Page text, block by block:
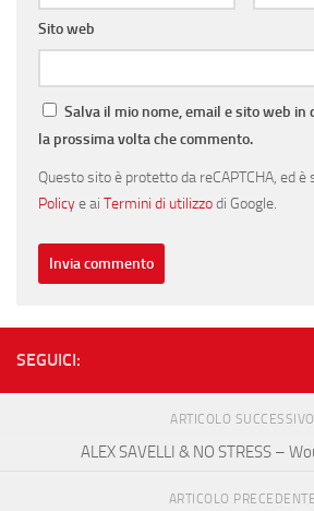
Sito web
Salva il mio nome, email e sito web in
la prossima volta che commento.
Questo sito è protetto da reCAPTCHA, ed è
Policye ai Termini di utilizzodi Google.
SEGUICI:
ARTICOLO SUCCESSIVO
ALEX SAVELLI & NO STRESS –
ARTICOLO PRECEDENTE